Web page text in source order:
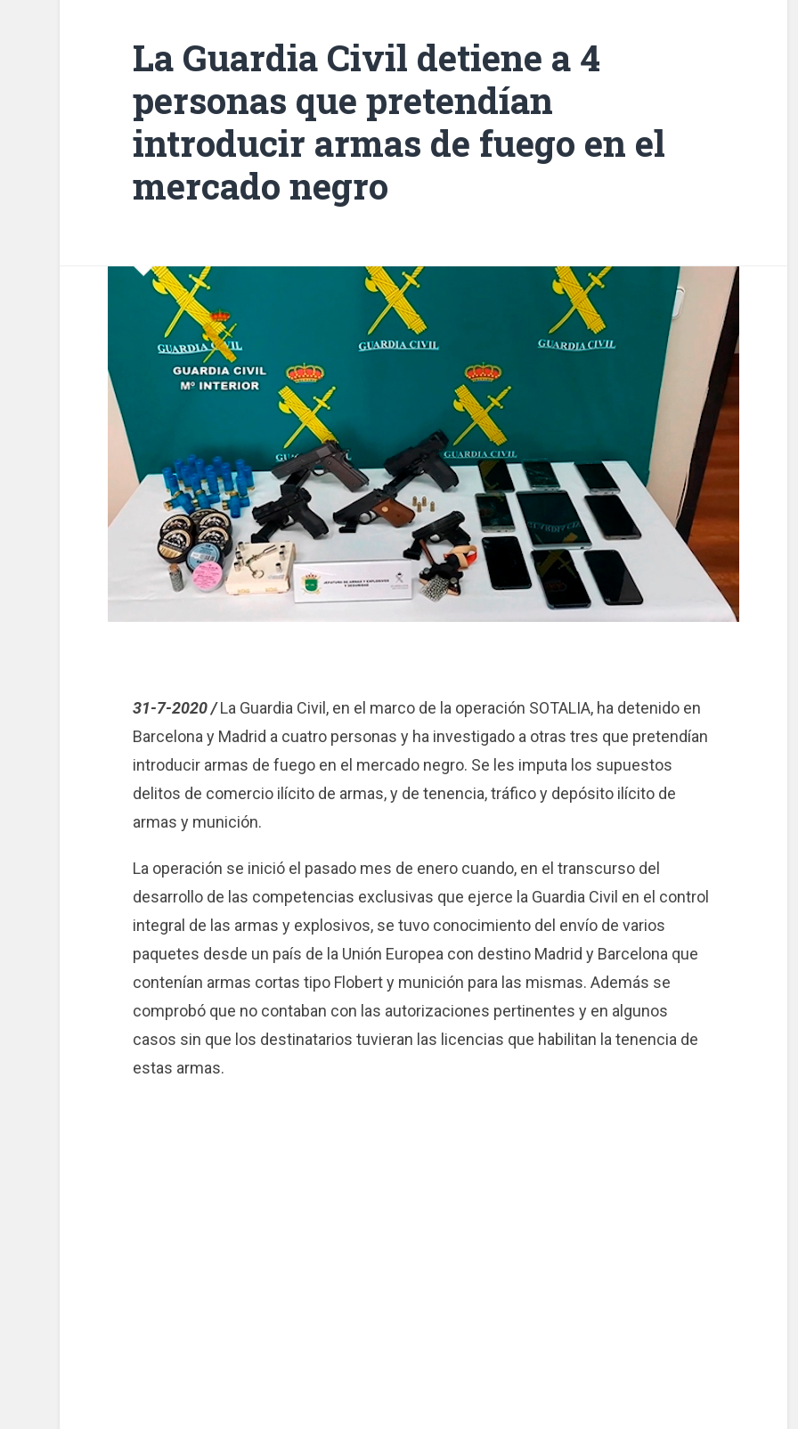
La Guardia Civil detiene a 4
personas que pretendían
introducir armas de fuego en el
mercado negro
31-7-2020 /La Guardia Civil, en el marco de la operación SOTALIA, ha detenido en
Barcelona y Madrid a cuatro personas y ha investigado a otras tres que pretendían
introducir armas de fuego en el mercado negro. Se les imputa los supuestos
delitos de comercio ilícito de armas, y de tenencia, tráfico y depósito ilícito de
armas y munición.
La operación se inició el pasado mes de enero cuando, en el transcurso del
desarrollo de las competencias exclusivas que ejerce la Guardia Civil en el control
integral de las armas y explosivos, se tuvo conocimiento del envío de varios
paquetes desde un país de la Unión Europea con destino Madrid y Barcelona que
contenían armas cortas tipo Flobert y munición para las mismas. Además se
comprobó que no contaban con las autorizaciones pertinentes y en algunos
casos sin que los destinatarios tuvieran las licencias que habilitan la tenencia de
estas armas.